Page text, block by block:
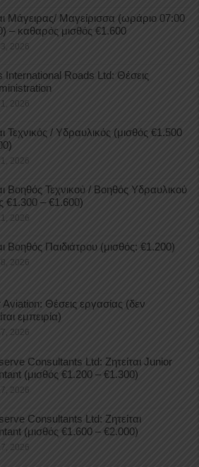
Μάγειρας/ Μαγείρισσα (ωράριο 07:00
– καθαρός μισθός €1.600
2026
International Roads Ltd: Θέσεις
2026
Τεχνικός / Υδραυλικός (μισθός €1.500
2026
Βοηθός Τεχνικού / Βοηθός Υδραυλικού
€1.300 – €1.600)
2026
Βοηθός Παιδιάτρου (μισθός: €1.200)
2026
Θέσεις εργασίας (δεν
εμπειρία)
2026
Consultants Ltd: Ζητείται Junior
(μισθός €1.200 – €1.300)
2026
Consultants Ltd: Ζητείται
(μισθός €1.600 – €2.000)
2026